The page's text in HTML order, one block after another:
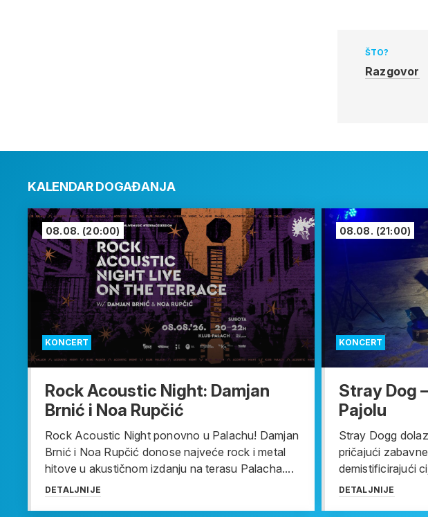
ŠTO?
Razgovor
KALENDAR DOGAĐANJA
KONCERT
08.08. (20:00)
Rock Acoustic Night: Damjan
Brnić i Noa Rupčić
Rock Acoustic Night ponovno u Palachu! Damjan
Brnić i Noa Rupčić donose najveće rock i metal
hitove u akustičnom izdanju na terasu Palacha....
DETALJNIJE
KONCERT
08.08. (21:00)
Stray Dog
Pajolu
Stray Dogg
pričajući
demistificirajući
DETALJNIJE